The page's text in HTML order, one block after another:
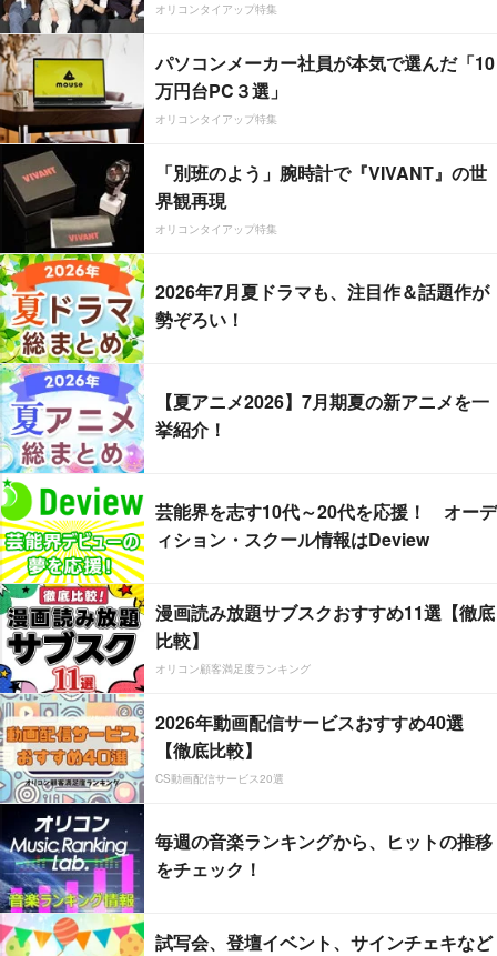
オリコンタイアップ特集
パソコンメーカー社員が本気で選んだ「10
万円台PC３選」
オリコンタイアップ特集
「別班のよう」腕時計で『VIVANT』の世
界観再現
オリコンタイアップ特集
2026年7月夏ドラマも、注目作＆話題作が
勢ぞろい！
【夏アニメ2026】7月期夏の新アニメを一
挙紹介！
芸能界を志す10代～20代を応援！ オーデ
ィション・スクール情報はDeview
漫画読み放題サブスクおすすめ11選【徹底
比較】
オリコン顧客満足度ランキング
2026年動画配信サービスおすすめ40選
【徹底比較】
CS動画配信サービス20選
毎週の音楽ランキングから、ヒットの推移
をチェック！
試写会、登壇イベント、サインチェキなど